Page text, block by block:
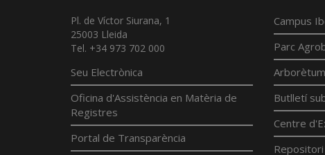
Pl. de Víctor Siurana, 1
25003 Lleida
Tel. +34 973 702 000
Seu Electrònica
Oficina d'Assistència en Matèria de
Registres
Portal de Transparència
Campus
Parc
Arborètum
Butlletí
Centre